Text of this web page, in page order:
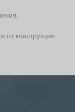
от конструкции